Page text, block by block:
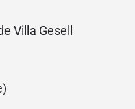
Villa Gesell